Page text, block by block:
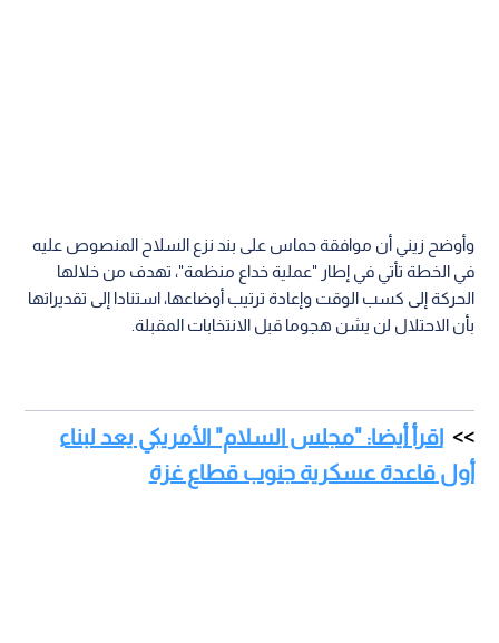
وأوضح زيني أن موافقة حماس على بند نزع السلاح المنصوص عليه
في الخطة تأتي في إطار "عملية خداع منظمة"، تهدف من خلالها
الحركة إلى كسب الوقت وإعادة ترتيب أوضاعها، استنادا إلى تقديراتها
بأن الاحتلال لن يشن هجوما قبل الانتخابات المقبلة.
اقرأ أيضا: "مجلس السلام" الأمريكي يعد لبناء
أول قاعدة عسكرية جنوب قطاع غزة